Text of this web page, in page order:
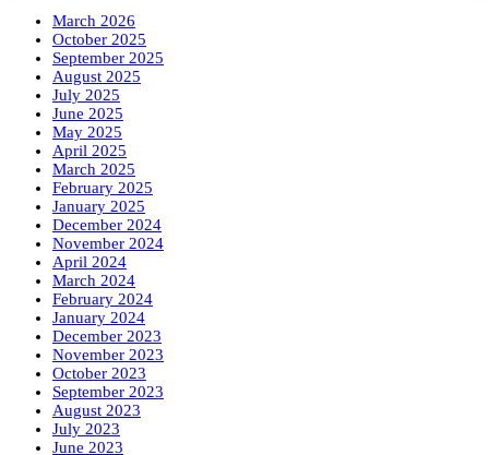
March 2026
October 2025
September 2025
August 2025
July 2025
June 2025
May 2025
April 2025
March 2025
February 2025
January 2025
December 2024
November 2024
April 2024
March 2024
February 2024
January 2024
December 2023
November 2023
October 2023
September 2023
August 2023
July 2023
June 2023